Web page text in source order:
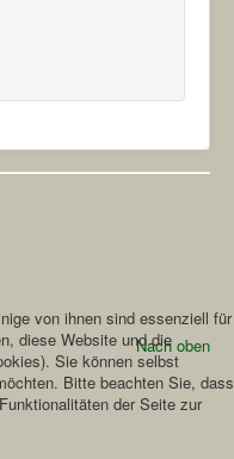
Nach oben
von ihnen sind essenziell
diese Website und die
Sie können selbst
Bitte beachten Sie,
der Seite zur